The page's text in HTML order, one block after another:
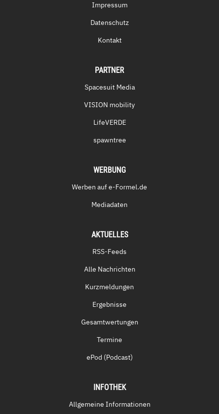
Impressum
Datenschutz
Kontakt
PARTNER
Spacesuit Media
VISION mobility
LifeVERDE
spawntree
WERBUNG
Werben auf e-Formel.de
Mediadaten
AKTUELLES
RSS-Feeds
Alle Nachrichten
Kurzmeldungen
Ergebnisse
Gesamtwertungen
Termine
ePod (Podcast)
INFOTHEK
Allgemeine Informationen